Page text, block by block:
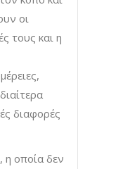
οι
τους και η
διαφορές
η οποία δεν